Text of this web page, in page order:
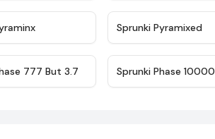
Sprunki Pyramixed
★ 4.5
777 But 3.7 Sprunki Phase 10000